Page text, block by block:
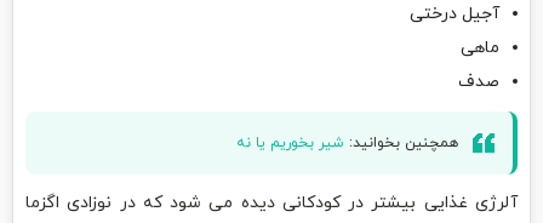
آجیل درختی
ماهی
صدف
همچنین بخوانید: شیر بخوریم یا نه
آلرژی غذایی بیشتر در کودکانی دیده می‌ شود که در نوزادی اگزما